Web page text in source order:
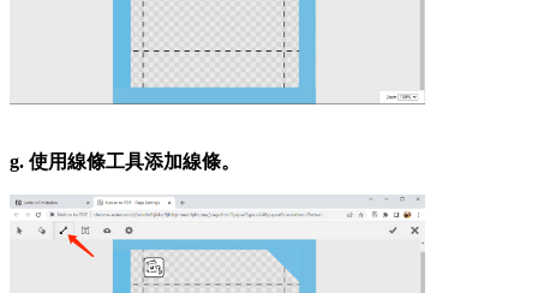
g. 使用線條工具添加線條。